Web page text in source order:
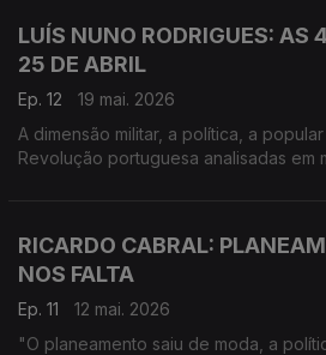
LUÍS NUNO RODRIGUES: AS
25 DE ABRIL
Ep. 12
19 mai. 2026
A dimensão militar, a política, a
Revolução portuguesa analisadas
RICARDO CABRAL:
NOS FALTA
Ep. 11
12 mai. 2026
"O planeamento saiu de moda, a